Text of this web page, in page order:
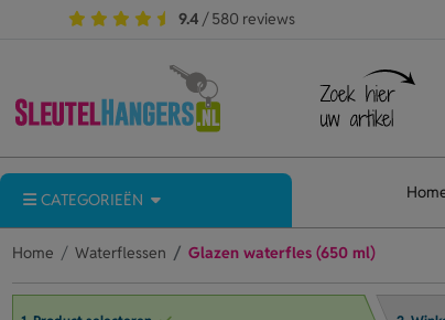
9.4 / 580 reviews
CATEGORIEËN
Home Waterflessen Glazen waterfles (650 ml)